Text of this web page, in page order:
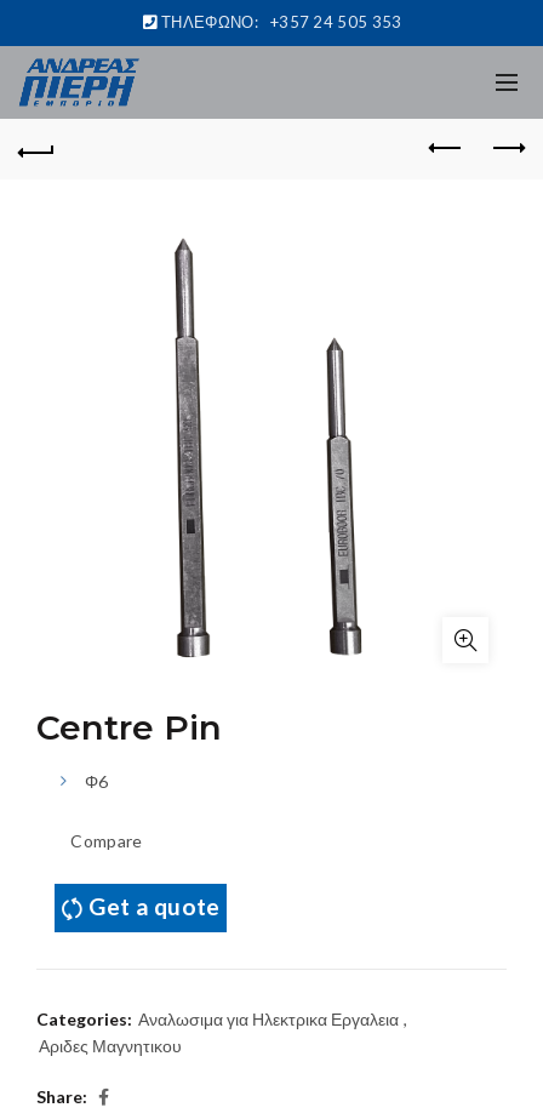
ΤΗΛΕΦΩΝΟ: +357 24 505 353
Centre Pin
Φ6
Compare
Get a quote
Categories: Αναλωσιμα για Ηλεκτρικα Εργαλεια ,
Αριδες Μαγνητικου
Share